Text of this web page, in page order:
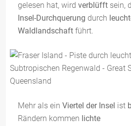
gelesen hat, wird verblüfft sein,
Insel-Durchquerung durch
Waldlandschaft führt.
Mehr als ein Viertel der Insel ist
Rändern kommen lichte